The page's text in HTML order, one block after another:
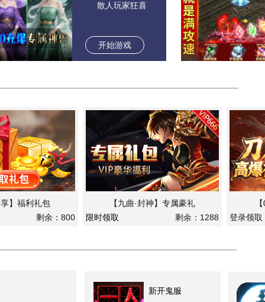
】福利礼包
剩余：800
【九曲·封神】专属豪礼
限时领取
剩余：1288
登录领取
散人玩家狂喜
开始游戏
新开鬼服